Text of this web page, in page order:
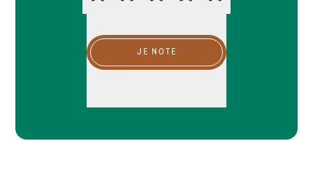
JE NOTE